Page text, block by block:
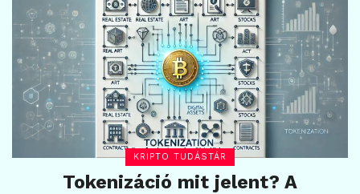
KRIPTO TUDÁSTÁR
Tokenizáció mit jelent? A